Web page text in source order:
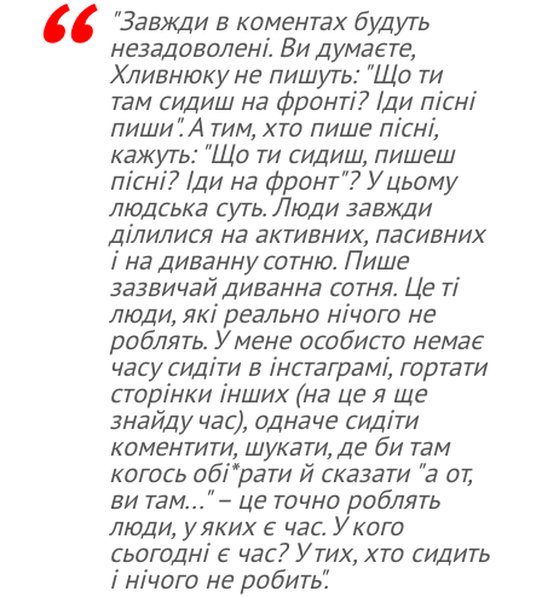
"Завжди в коментах будуть
незадоволені. Ви думаєте,
Хливнюку не пишуть: "Що ти
там сидиш на фронті? Іди пісні
пиши". А тим, хто пише пісні,
кажуть: "Що ти сидиш, пишеш
пісні? Іди на фронт"? У цьому
людська суть. Люди завжди
ділилися на активних, пасивних
і на диванну сотню. Пише
зазвичай диванна сотня. Це ті
люди, які реально нічого не
роблять. У мене особисто немає
часу сидіти в інстаграмі, гортати
сторінки інших (на це я ще
знайду час), одначе сидіти
коментити, шукати, де би там
когось обі*рати й сказати "а от,
ви там..." – це точно роблять
люди, у яких є час. У кого
сьогодні є час? У тих, хто сидить
і нічого не робить".